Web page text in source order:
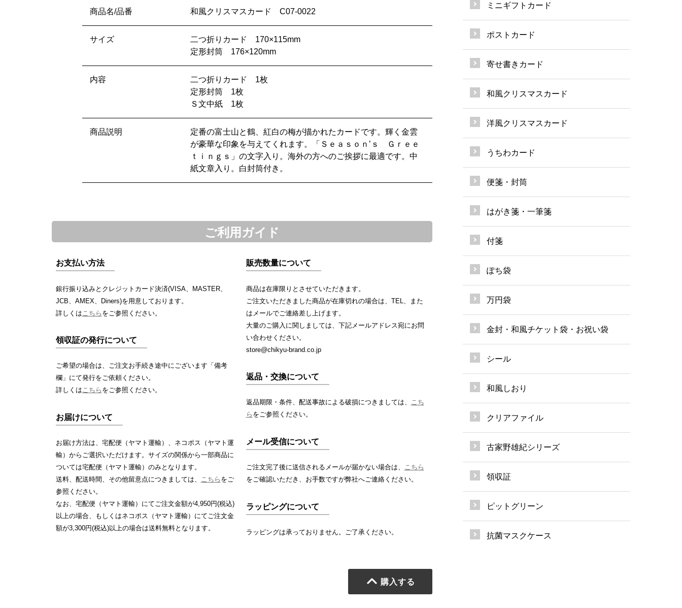
商品名/品番 和風クリスマスカード C07-0022
サイズ
二つ折りカード 170×115mm
定形封筒 176×120mm
内容
二つ折りカード 1枚
定形封筒 1枚
Ｓ文中紙 1枚
商品説明
定番の富士山と鶴、紅白の梅が描かれたカードです。輝く金雲
が豪華な印象を与えてくれます。「Ｓｅａｓｏｎ’ｓ Ｇｒｅｅ
ｔｉｎｇｓ」の文字入り。海外の方へのご挨拶に最適です。中
紙文章入り。白封筒付き。
ご利用ガイド
お支払い方法
銀行振り込みとクレジットカード決済(VISA、MASTER、
JCB、AMEX、Diners)を用意しております。
詳しくは こちら をご参照ください。
領収証の発行について
ご希望の場合は、ご注文お手続き途中にございます「備考
欄」にて発行をご依頼ください。
詳しくはこちら をご参照ください。
お届けについて
お届け方法は、宅配便（ヤマト運輸）、ネコポス（ヤマト運
輸）からご選択いただけます。サイズの関係から一部商品に
ついては宅配便（ヤマト運輸）のみとなります。
送料、配送時間、その他留意点につきましては、 こちら をご
参照ください。
なお、宅配便（ヤマト運輸）にてご注文金額が4,950円(税込)
以上の場合、もしくはネコポス（ヤマト運輸）にてご注文金
額が3,300円(税込)以上の場合は送料無料となります。
販売数量について
商品は在庫限りとさせていただきます。
ご注文いただきました商品が在庫切れの場合は、TEL、また
はメールでご連絡差し上げます。
大量のご購入に関しましては、下記メールアドレス宛にお問
い合わせください。
store@chikyu-brand.co.jp
返品・交換について
返品期限・条件、配送事故による破損につきましては、 こち
ら をご参照ください。
メール受信について
ご注文完了後に送信されるメールが届かない場合は、 こちら
をご確認いただき、お手数ですが弊社へご連絡ください。
ラッピングについて
ラッピングは承っておりません。ご了承ください。
購入する
ミニギフトカード
ポストカード
寄せ書きカード
和風クリスマスカード
洋風クリスマスカード
うちわカード
便箋・封筒
はがき箋・一筆箋
付箋
ぽち袋
万円袋
金封・和風チケット袋・お祝い袋
シール
和風しおり
クリアファイル
古家野雄紀シリーズ
領収証
ピットグリーン
抗菌マスクケース